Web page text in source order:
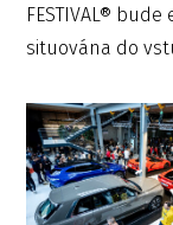
FESTIVAL® bude
situována do